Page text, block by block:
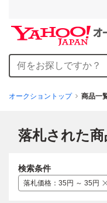
オークショントップ 商品一
落札された商
検索条件
落札価格 ： 35円 ～ 35円